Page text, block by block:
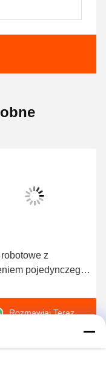
z
pojedynczego
CM
Rozmawiaj Teraz.